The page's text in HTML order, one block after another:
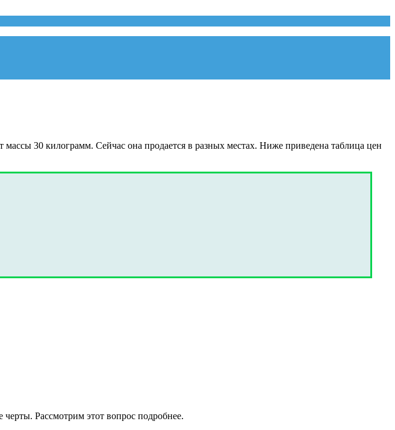
30 килограмм. Сейчас она продается в разных местах. Ниже приведена таблица цен
Рассмотрим этот вопрос подробнее.